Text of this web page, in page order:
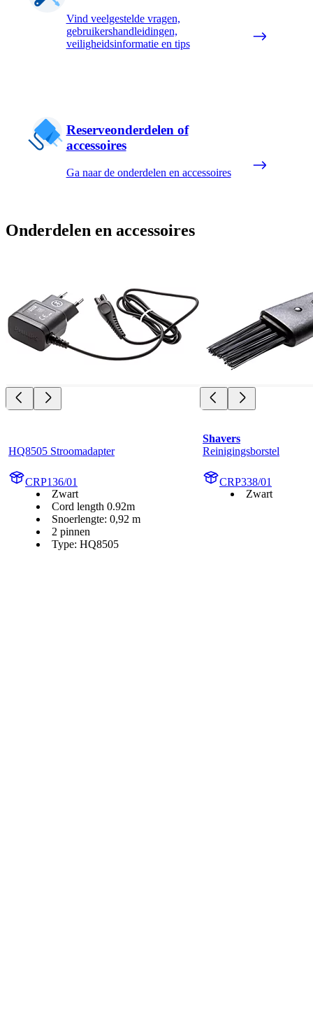
Vind veelgestelde vragen,
gebruikershandleidingen,
veiligheidsinformatie en tips
Reserveonderdelen of
accessoires
Ga naar de onderdelen en accessoires
Onderdelen en accessoires
HQ8505 Stroomadapter
CRP136/01
Zwart
Cord length 0.92m
Snoerlengte: 0,92 m
2 pinnen
Type: HQ8505
Shavers
Reinigingsborstel
CRP338/01
Zwart